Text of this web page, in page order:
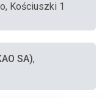
Kościuszki 1
SA),